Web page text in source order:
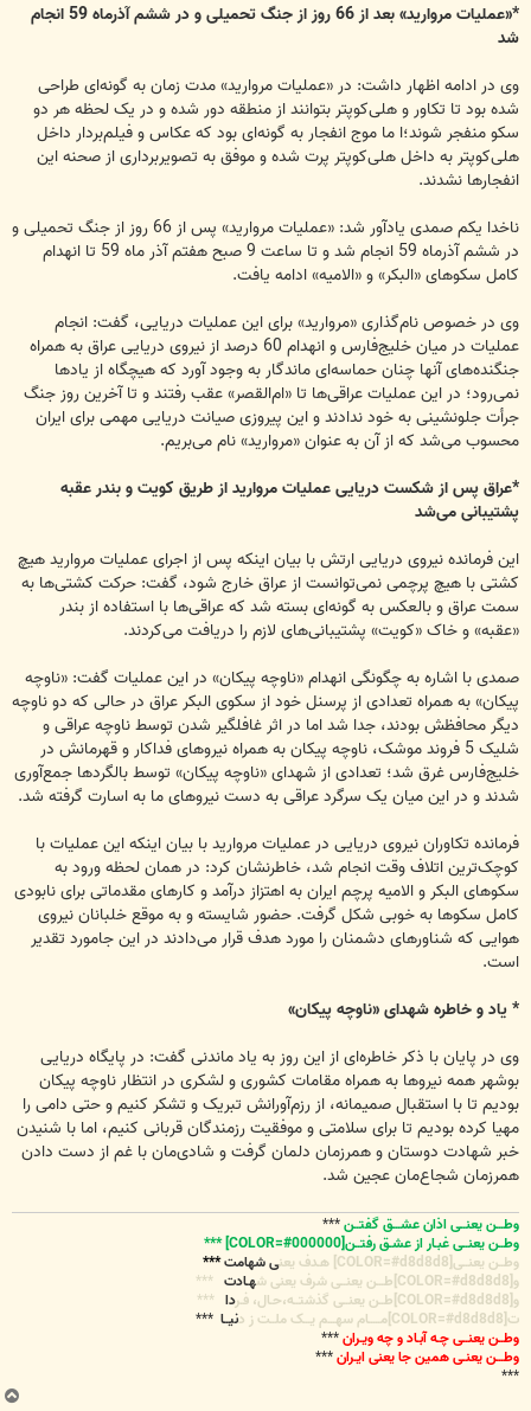
*«عملیات مروارید» بعد از 66 روز از جنگ تحمیلی و در ششم آذرماه 59 انجام
شد
وی در ادامه اظهار داشت: در «عملیات مروارید» مدت زمان به گونه‌ای طراحی
شده بود تا تکاور و هلی‌کوپتر بتوانند از منطقه دور شده و در یک لحظه هر دو
سکو منفجر شوند؛ا ما موج انفجار به گونه‌ای بود که عکاس و فیلم‌بردار داخل
هلی‌کوپتر به داخل هلی‌کوپتر پرت شده و موفق به تصویربرداری از صحنه این
انفجارها نشدند.
ناخدا یکم صمدی یادآور شد: «عملیات مروارید» پس از 66 روز از جنگ تحمیلی و
در ششم آذرماه 59 انجام شد و تا ساعت 9 صبح هفتم آذر ماه 59 تا انهدام
کامل سکوهای «البکر» و «الامیه» ادامه یافت.
وی در خصوص نام‌گذاری «مروارید» برای این عملیات دریایی، گفت: انجام
عملیات در میان خلیج‌فارس و انهدام 60 درصد از نیروی دریایی عراق به همراه
جنگنده‌های آنها چنان حماسه‌ای ماندگار به وجود آورد که هیچگاه از یادها
نمی‌رود؛ در این عملیات عراقی‌ها تا «ام‌القصر» عقب رفتند و تا آخرین روز جنگ
جرأت جلونشینی به خود ندادند و این پیروزی صیانت دریایی مهمی برای ایران
محسوب می‌شد که از آن به عنوان «مروارید» نام می‌بریم.
*عراق پس از شکست دریایی عملیات مروارید از طریق کویت و بندر عقبه
پشتیبانی می‌شد
این فرمانده نیروی دریایی ارتش با بیان اینکه پس از اجرای عملیات مروارید هیچ
کشتی با هیچ پرچمی نمی‌توانست از عراق خارج شود، گفت: حرکت کشتی‌ها به
سمت عراق و بالعکس به گونه‌ای بسته شد که عراقی‌ها با استفاده از بندر
«عقبه» و خاک «کویت» پشتیبانی‌های لازم را دریافت می‌کردند.
صمدی با اشاره به چگونگی انهدام «ناوچه پیکان» در این عملیات گفت: «ناوچه
پیکان» به همراه تعدادی از پرسنل خود از سکوی البکر عراق در حالی که دو ناوچه
دیگر محافظش بودند، جدا شد اما در اثر غافلگیر شدن توسط ناوچه عراقی و
شلیک 5 فروند موشک، ناوچه پیکان به همراه نیروهای فداکار و قهرمانش در
خلیج‌فارس غرق شد؛ تعدادی از شهدای «ناوچه پیکان» توسط بالگردها جمع‌آوری
شدند و در این میان یک سرگرد عراقی به دست نیروهای ما به اسارت گرفته شد.
فرمانده تکاوران نیروی دریایی در عملیات مروارید با بیان اینکه این عملیات با
کوچک‌ترین اتلاف وقت انجام شد، خاطرنشان کرد: در همان لحظه ورود به
سکوهای البکر و الامیه پرچم ایران به اهتزاز درآمد و کارهای مقدماتی برای نابودی
کامل سکوها به خوبی شکل گرفت. حضور شایسته و به موقع خلبانان نیروی
هوایی که شناورهای دشمنان را مورد هدف قرار می‌دادند در این جامورد تقدیر
است.
* یاد و خاطره شهدای «ناوچه پیکان»
وی در پایان با ذکر خاطره‌ای از این روز به یاد ماندنی گفت: در پایگاه دریایی
بوشهر همه نیروها به همراه مقامات کشوری و لشکری در انتظار ناوچه پیکان
بودیم تا با استقبال صمیمانه، از رزم‌آورانش تبریک و تشکر کنیم و حتی دامی را
مهیا کرده‌ بودیم تا برای سلامتی و موفقیت رزمندگان قربانی کنیم، اما با شنیدن
خبر شهادت دوستان و همرزمان دلمان گرفت و شادی‌مان با غم از دست دادن
همرزمان شجاع‌مان عجین شد.
وطـــن یعنــی اذان عشـــق گفتــن***
وطــن یعنــی غبـار از عشـق رفتــن[COLOR=#000000] ***
وطــن یعنــی[COLOR=#d8d8d8] هـدف یعن
ی شهامت***
و[COLOR=#d8d8d8]طـــن یعنــی شرف یعنی ش
هـادت ***
و[COLOR=#d8d8d8]طــن یعنــی گذشتــه،حـال، فـر
دا ***
ت[COLOR=#d8d8d8]مـــــام سهـــم یـــک ملــت ز د
نیــا ***
وطــن یعنــی چـه آبـاد و چه ویـران***
وطـــن یعنـی همین جا یعنی ایـران***
***